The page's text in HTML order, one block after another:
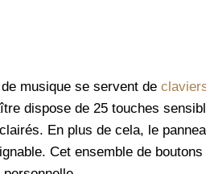
musique se servent de
dispose de 25 touches
En plus de cela, le
Cet ensemble de